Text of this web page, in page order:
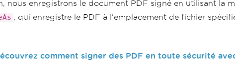
nous enregistrons le document PDF signé en utilisant la
, qui enregistre le PDF à l'emplacement de fichier
comment signer des PDF en toute sécurité